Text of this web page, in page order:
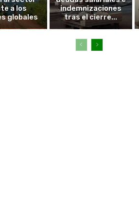
a los
globales
indemnizaciones
tras el cierre...